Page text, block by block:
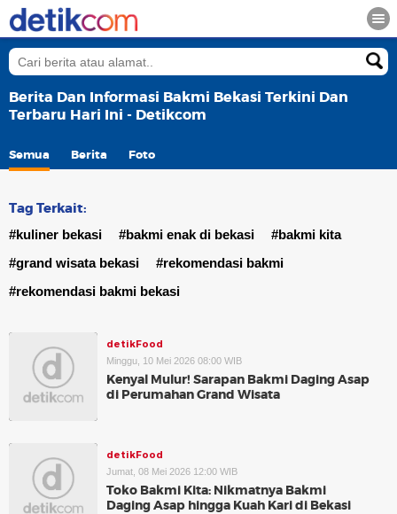
Berita Dan Informasi Bakmi Bekasi Terkini Dan
Terbaru Hari Ini - Detikcom
Semua Berita Foto
Tag Terkait:
#kuliner bekasi #bakmi enak di bekasi
#bakmi kita
#grand wisata bekasi
#rekomendasi bakmi
#rekomendasi bakmi bekasi
detikFood
Minggu, 10 Mei 2026 08:00 WIB
Kenyal Mulur! Sarapan Bakmi Daging Asap
di Perumahan Grand Wisata
detikFood
Jumat, 08 Mei 2026 12:00 WIB
Toko Bakmi Kita: Nikmatnya Bakmi
Daging Asap hingga Kuah Kari di Bekasi